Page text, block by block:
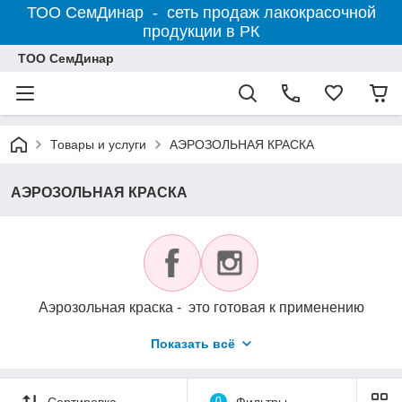
ТОО СемДинар - сеть продаж лакокрасочной
продукции в РК
ТОО СемДинар
Товары и услуги АЭРОЗОЛЬНАЯ КРАСКА
АЭРОЗОЛЬНАЯ КРАСКА
Аэрозольная краска - это готовая к применению
помещённая в специальную аэрозольную упаковку
На окрашиваемую поверхность краска наносится
Показать всё